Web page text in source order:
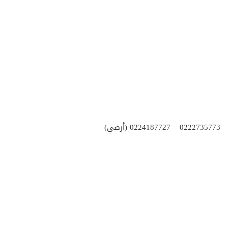
0222735773 – 0224187727 (أرضي)